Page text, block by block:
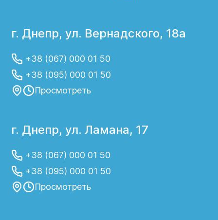
г. Днепр, ул. Вернадского, 18а
+38 (067) 000 01 50
+38 (095) 000 01 50
Просмотреть
г. Днепр, ул. Ламана, 17
+38 (067) 000 01 50
+38 (095) 000 01 50
Просмотреть